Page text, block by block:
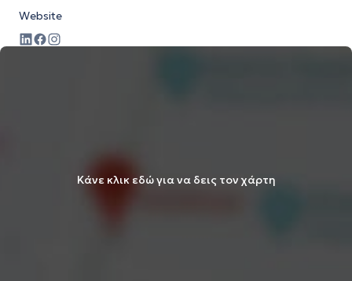
Website
Κάνε κλικ εδώ για να δεις τον χάρτη